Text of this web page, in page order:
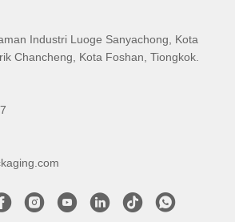
Industri Luoge Sanyachong, Kota
Chancheng, Kota Foshan, Tiongkok.